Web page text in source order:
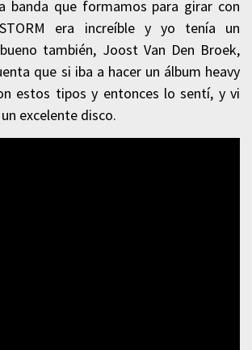
banda que formamos para girar con
era increíble y yo tenía un
también, Joost Van Den Broek,
que si iba a hacer un álbum heavy
estos tipos y entonces lo sentí, y vi
excelente disco.